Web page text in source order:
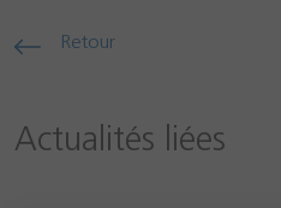
Retour
Actualités liées